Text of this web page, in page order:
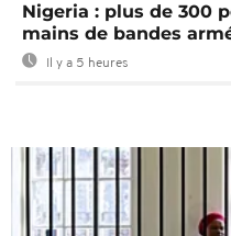
Nigeria : plus de 300
mains de bandes
Il y a 5 heures